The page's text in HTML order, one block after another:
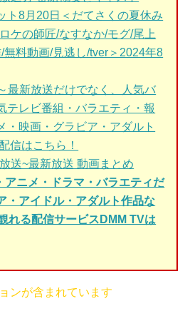
ト8月20日＜だてさくの夏休み
ケの師匠/なすなか/モグ/尾上
無料動画/見逃し/tver＞2024年8
最新放送だけでなく、人気バ
テレビ番組・バラエティ・報
・映画・グラビア・アダルト
信はこちら！
送~最新放送 動画まとめ
アニメ・ドラマ・バラエティだ
・アイドル・アダルト作品な
れる配信サービスDMM TVは
ンが含まれています